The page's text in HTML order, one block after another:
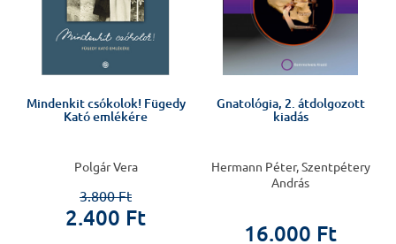
Mindenkit csókolok! Fügedy
Kató emlékére
Polgár Vera
3.800 Ft
2.400 Ft
Gnatológia, 2. átdolgozott
kiadás
Hermann Péter, Szentpétery
András
16.000 Ft